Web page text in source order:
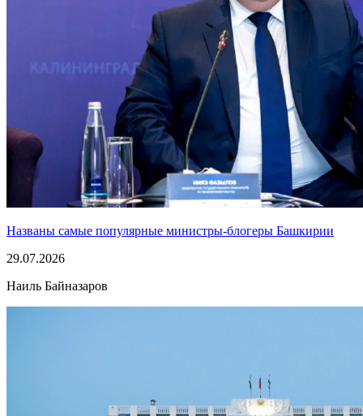
Названы самые популярные министры-блогеры Башкирии
29.07.2026
Наиль Байназаров